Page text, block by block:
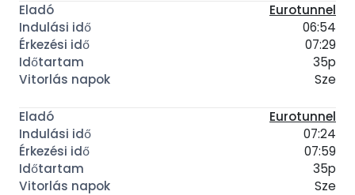
Eurotunnel
06:54
07:29
35p
Sze
Eurotunnel
07:24
07:59
35p
Sze